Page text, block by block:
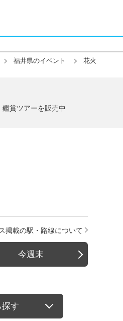
福井県のイベント 花火
賞ツアーを販売中
掲載の駅・路線について
今週末
探す